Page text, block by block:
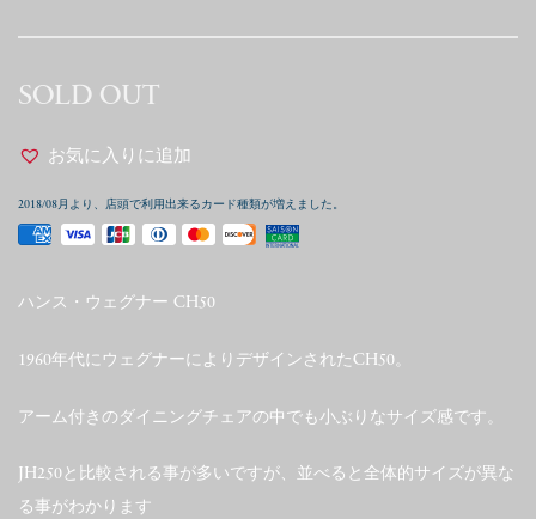
SOLD OUT
お気に入りに追加
2018/08月より、店頭で利用出来るカード種類が増えました。
ハンス・ウェグナー CH50
1960年代にウェグナーによりデザインされたCH50。
アーム付きのダイニングチェアの中でも小ぶりなサイズ感です。
JH250と比較される事が多いですが、並べると全体的サイズが異な
る事がわかります